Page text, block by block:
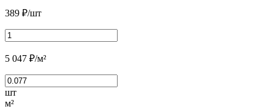
389 ₽/шт
5 047 ₽/м²
шт
м²